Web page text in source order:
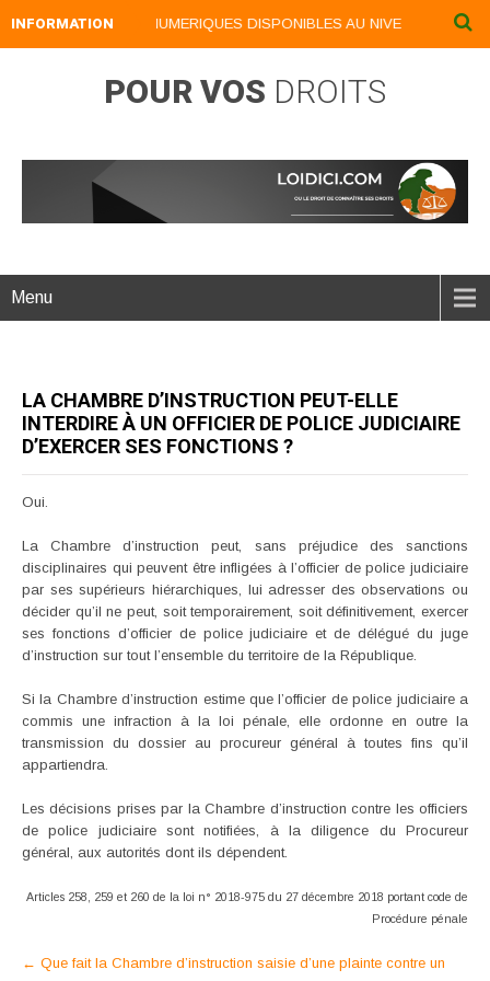
INFORMATION
NOS LIVRES NUMERIQUES DISPONIBLES AU NIVEAU DU
POUR VOS DROITS
Menu
LA CHAMBRE D’INSTRUCTION PEUT-ELLE
INTERDIRE À UN OFFICIER DE POLICE JUDICIAIRE
D’EXERCER SES FONCTIONS ?
Oui.
La Chambre d’instruction peut, sans préjudice des sanctions
disciplinaires qui peuvent être infligées à l’officier de police judiciaire
par ses supérieurs hiérarchiques, lui adresser des observations ou
décider qu’il ne peut, soit temporairement, soit définitivement, exercer
ses fonctions d’officier de police judiciaire et de délégué du juge
d’instruction sur tout l’ensemble du territoire de la République.
Si la Chambre d’instruction estime que l’officier de police judiciaire a
commis une infraction à la loi pénale, elle ordonne en outre la
transmission du dossier au procureur général à toutes fins qu’il
appartiendra.
Les décisions prises par la Chambre d’instruction contre les officiers
de police judiciaire sont notifiées, à la diligence du Procureur
général, aux autorités dont ils dépendent.
Articles 258, 259 et 260 de la loi n° 2018-975 du 27 décembre 2018 portant code de
Procédure pénale
Post
← Que fait la Chambre d’instruction saisie d’une plainte contre un